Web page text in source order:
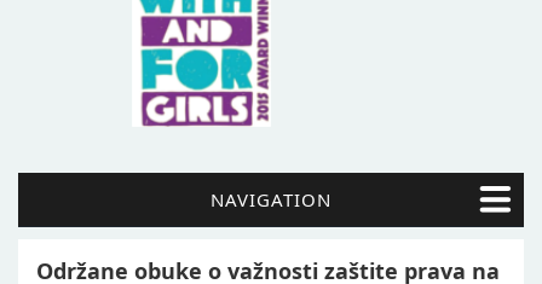
NAVIGATION
Održane obuke o važnosti zaštite prava na